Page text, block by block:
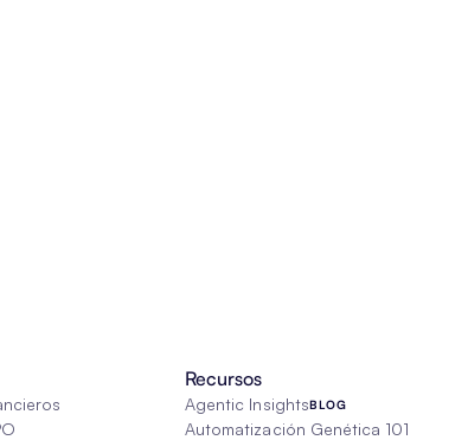
Recursos
Agentic InsightsBLOG
Automatización Genética 101